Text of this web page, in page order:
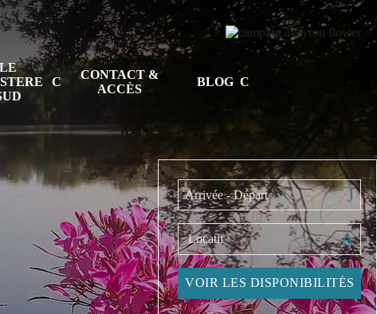
LE
CONTACT &
ACCÈS
BLOG
Arrivée - Départ